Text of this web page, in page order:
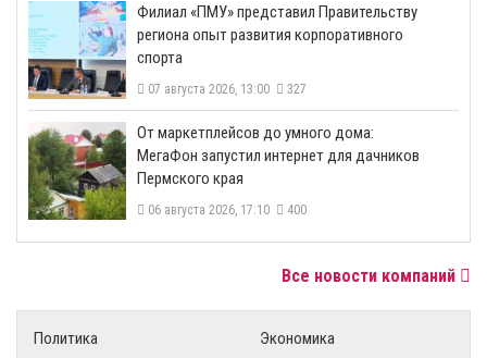
​Филиал «ПМУ» представил Правительству
региона опыт развития корпоративного
спорта
07 августа 2026, 13:00 327
От маркетплейсов до умного дома:
МегаФон запустил интернет для дачников
Пермского края
06 августа 2026, 17:10 400
Все новости компаний
Политика
Экономика